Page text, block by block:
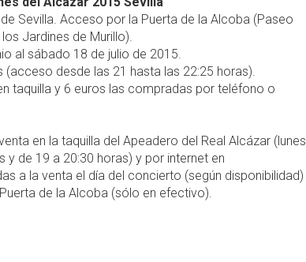
Sevilla. Acceso por la Puerta de la Alcoba (Paseo
Jardines de Murillo).
al sábado 18 de julio de 2015.
(acceso desde las 21 hasta las 22:25 horas).
taquilla y 6 euros las compradas por teléfono o
en la taquilla del Apeadero del Real Alcázar (lunes
y de 19 a 20:30 horas) y por internet en
a la venta el día del concierto (según disponibilidad)
de la Alcoba (sólo en efectivo).